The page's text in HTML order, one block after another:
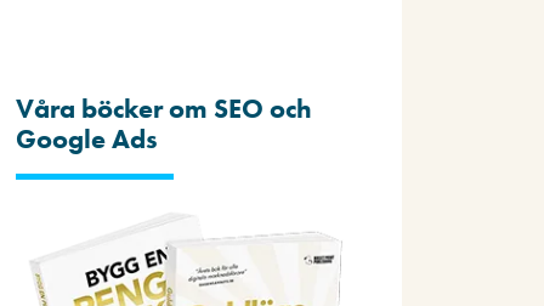
Våra böcker om SEO och
Google Ads